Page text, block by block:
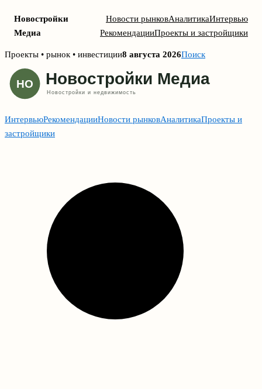
Новостройки
Медиа
Новости рынковАналитикаИнтервью
РекомендацииПроекты и застройщики
Skip
content
Проекты • рынок • инвестиции8 августа 2026Поиск
ИнтервьюРекомендацииНовости рынковАналитикаПроекты и
застройщики